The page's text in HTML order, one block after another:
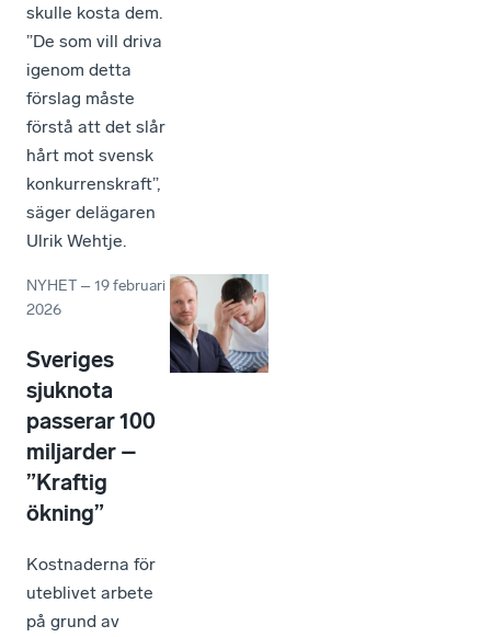
skulle kosta dem.
”De som vill driva
igenom detta
förslag måste
förstå att det slår
hårt mot svensk
konkurrenskraft”,
säger delägaren
Ulrik Wehtje.
NYHET –19 februari
2026
Sveriges
sjuknota
passerar 100
miljarder –
”Kraftig
ökning”
Kostnaderna för
uteblivet arbete
på grund av